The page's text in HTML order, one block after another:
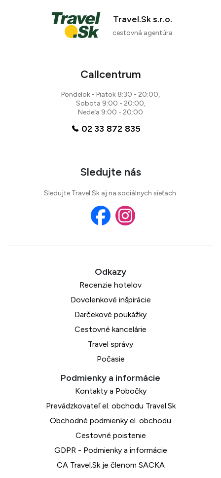
Travel.Sk s.r.o.
cestovná agentúra
Callcentrum
Pondelok - Piatok 8:30 - 20:00,
Sobota 9:00 - 20:00,
Nedeľa 9:00 - 20:00
02 33 872 835
Sledujte nás
Sledujte Travel.Sk aj na sociálnych sieťach.
Recenzie hotelov
Dovolenkové inšpirácie
Darčekové poukážky
Cestovné kancelárie
Travel správy
Počasie
Kontakty a Pobočky
Prevádzkovateľ el. obchodu Travel.Sk
Obchodné podmienky el. obchodu
Cestovné poistenie
GDPR - Podmienky a informácie
CA Travel.Sk je členom SACKA